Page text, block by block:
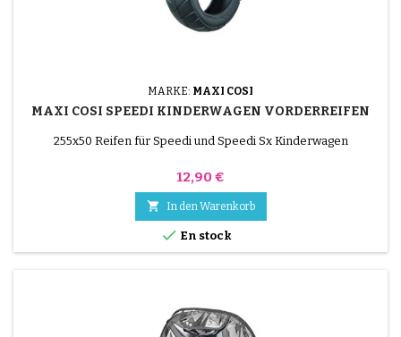
MARKE: MAXI COSI
MAXI COSI SPEEDI KINDERWAGEN VORDERREIFEN
255x50 Reifen für Speedi und Speedi Sx Kinderwagen
Preis
12,90 €
 In den Warenkorb
 En stock